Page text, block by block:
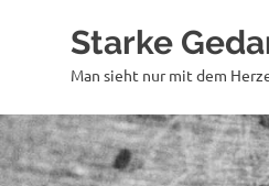
Starke
Man sieht nur mit dem